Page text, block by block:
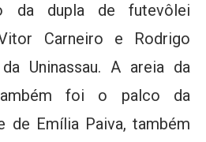
da dupla de futevôlei
Carneiro e Rodrigo
Uninassau. A areia da
foi o palco da
de Emília Paiva, também